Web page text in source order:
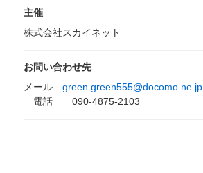
主催
株式会社スカイネット
お問い合わせ先
メール green.green555@docomo.ne.jp
電話 090-4875-2103